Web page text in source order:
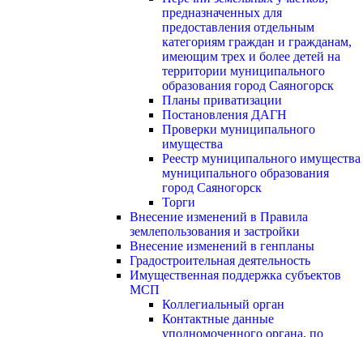
предназначенных для
предоставления отдельным
категориям граждан и гражданам,
имеющим трех и более детей на
территории муниципального
образования город Саяногорск
Планы приватизации
Постановления ДАГН
Проверки муниципального
имущества
Реестр муниципального имущества
муниципального образования
город Саяногорск
Торги
Внесение изменений в Правила
землепользования и застройки
Внесение изменений в генпланы
Градостроительная деятельность
Имущественная поддержка субъектов
МСП
Коллегиальный орган
Контактные данные
уполномоченного органа, по